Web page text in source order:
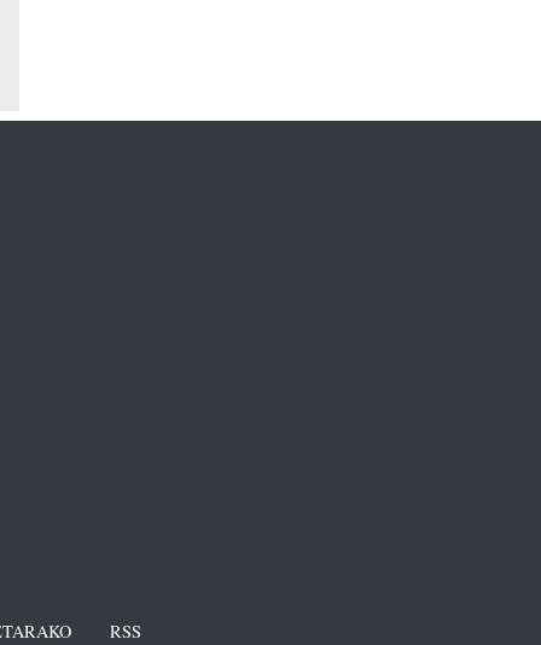
RSS